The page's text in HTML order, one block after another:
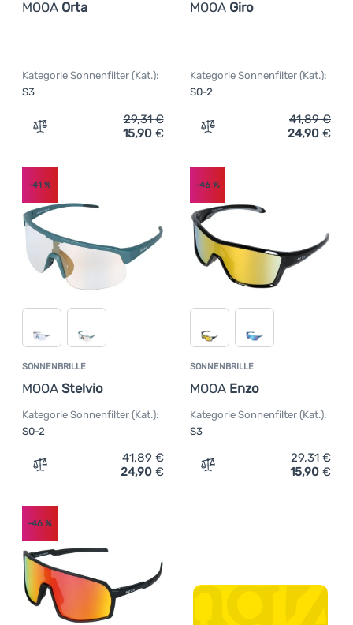
MOOA Orta
Kategorie Sonnenfilter (Kat.):
S3
Zum Vergleich 'Sonnenbrille MOOA Orta' hinzufügen
29,31€
15,90 €
MOOA Giro
Kategorie Sonnenfilter (Kat.):
S0-2
Zum Vergleich
41,89€
24,90 €
SONNENBRILLE
MOOA Stelvio
-41 %
Kategorie Sonnenfilter (Kat.):
S0-2
Zum Vergleich 'Sonnenbrille MOOA Stelvio' hinzufügen
41,89€
24,90 €
SONNENBRILLE
MOOA Enzo
-46%
Kategorie Sonnenfilter (Kat.):
S3
Zum Vergleich
29,31€
15,90 €
-46 %